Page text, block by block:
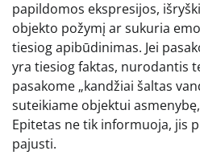
papildomos ekspresijos,
objekto požymį ar sukuria
tiesiog apibūdinimas. Jei
yra tiesiog faktas, nurodantis
pasakome „kandžiai šaltas
suteikiame objektui
Epitetas ne tik informuoja, jis
pajusti.